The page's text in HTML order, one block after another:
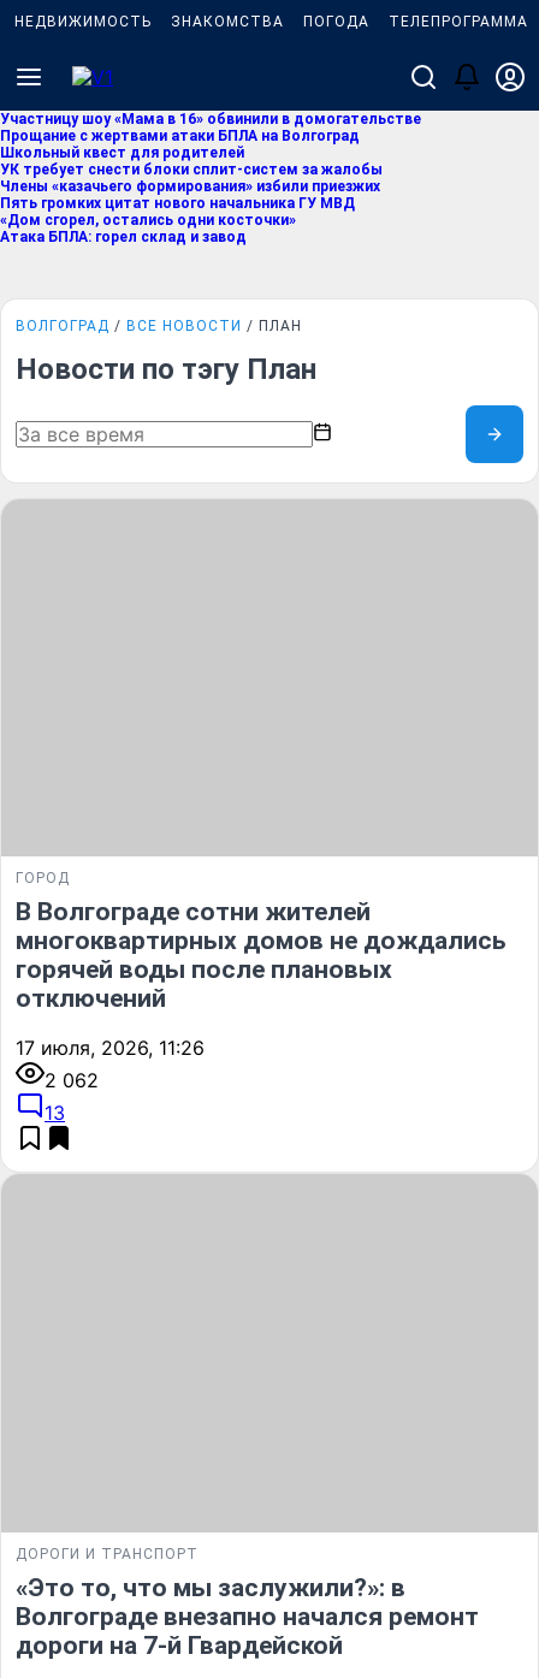
НЕДВИЖИМОСТЬ ЗНАКОМСТВА ПОГОДА ТЕЛЕПРОГРАММА
Участницу шоу «Мама в 16» обвинили в домогательстве
Прощание с жертвами атаки БПЛА на Волгоград
Школьный квест для родителей
УК требует снести блоки сплит-систем за жалобы
Члены «казачьего формирования» избили приезжих
Пять громких цитат нового начальника ГУ МВД
«Дом сгорел, остались одни косточки»
Атака БПЛА: горел склад и завод
ВОЛГОГРАД ВСЕ НОВОСТИ ПЛАН
Новости по тэгу План
ГОРОД
В Волгограде сотни жителей
многоквартирных домов не дождались
горячей воды после плановых
отключений
17 июля, 2026, 11:26
2 062
13
ДОРОГИ И ТРАНСПОРТ
«Это то, что мы заслужили?»: в
Волгограде внезапно начался ремонт
дороги на 7-й Гвардейской